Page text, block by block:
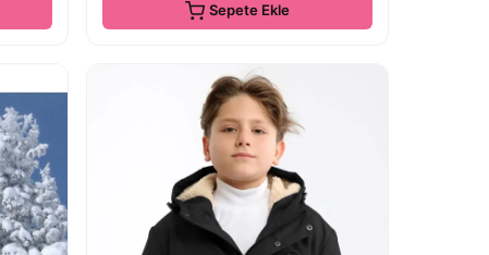
Sepete Ekle